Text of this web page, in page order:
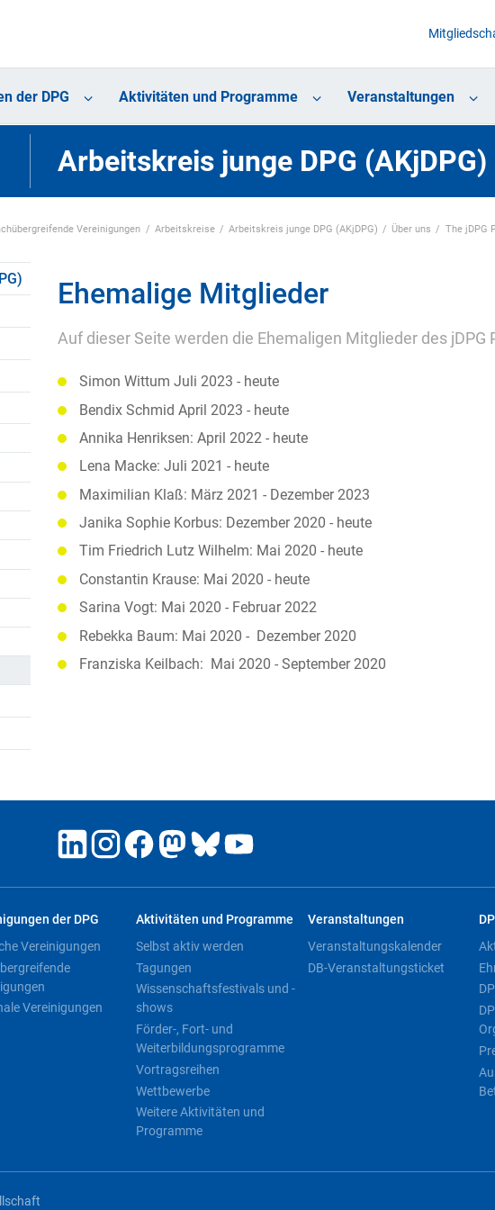
der DPG Aktivitäten und Programme Veranstaltungen
Arbeitskreis junge DPG (AKjDPG)
Vereinigungen Arbeitskreise Arbeitskreis junge DPG (AKjDPG) Über uns The jDPG
Ehemalige Mitglieder
Auf dieser Seite werden die Ehemaligen Mitglieder des jDPG
Simon Wittum Juli 2023 - heute
Bendix Schmid April 2023 - heute
Annika Henriksen: April 2022 - heute
Lena Macke: Juli 2021 - heute
Maximilian Klaß: März 2021 - Dezember 2023
Janika Sophie Korbus: Dezember 2020 - heute
Tim Friedrich Lutz Wilhelm: Mai 2020 - heute
Constantin Krause: Mai 2020 - heute
Sarina Vogt: Mai 2020 - Februar 2022
Rebekka Baum: Mai 2020 - Dezember 2020
Franziska Keilbach: Mai 2020 - September 2020
der DPG
Vereinigungen
Vereinigungen
Aktivitäten und Programme
Selbst aktiv werden
Tagungen
Wissenschaftsfestivals und -
shows
Förder-, Fort- und
Weiterbildungsprogramme
Vortragsreihen
Wettbewerbe
Weitere Aktivitäten und
Programme
Veranstaltungen
Veranstaltungskalender
DB-Veranstaltungsticket